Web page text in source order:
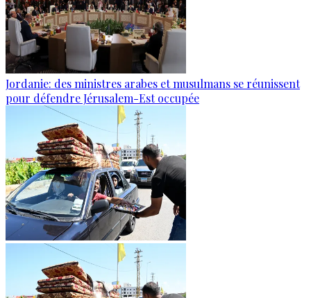
Jordanie: des ministres arabes et musulmans se réunissent
pour défendre Jérusalem-Est occupée